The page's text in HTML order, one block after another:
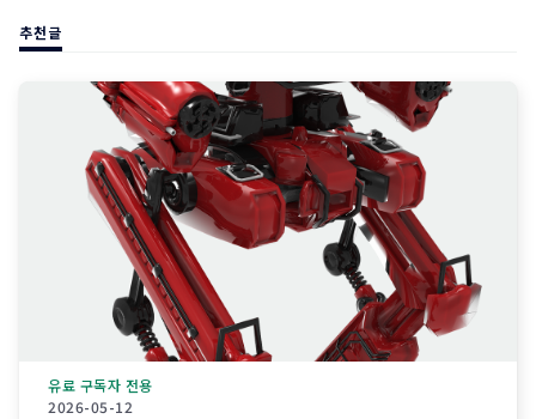
추천글
2026-05-12
유료 구독자 전용